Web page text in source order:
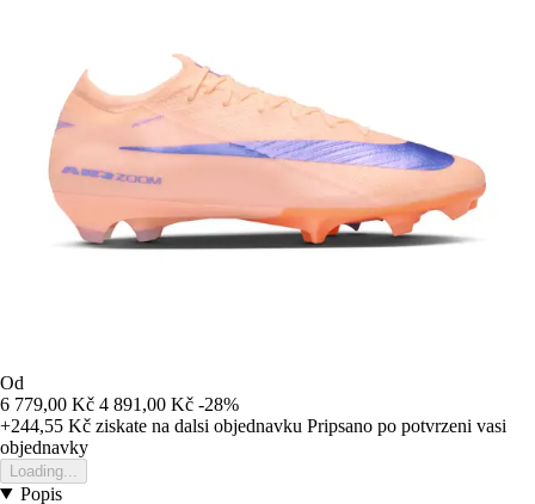
Od
6 779,00 Kč 4 891,00 Kč -28%
+244,55 Kč ziskate na dalsi objednavku Pripsano po potvrzeni vasi
objednavky
Loading...
Popis